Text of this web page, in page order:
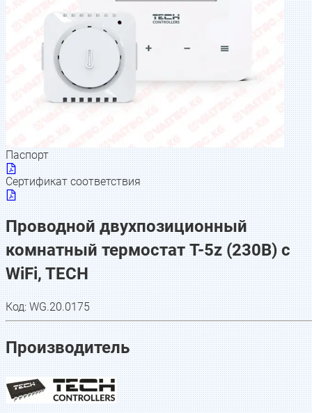
Паспорт
Сертификат соответствия
Проводной двухпозиционный
комнатный термостат T-5z (230В) c
WiFi, TECH
Код:WG.20.0175
Производитель